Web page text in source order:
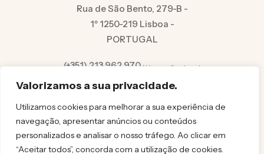
Valorizamos a sua privacidade.
Utilizamos cookies para melhorar a sua experiência de
navegação, apresentar anúncios ou conteúdos
personalizados e analisar o nosso tráfego. Ao clicar em
“Aceitar todos”, concorda com a utilização de cookies.
Rua de São Bento, 279-B -
1º 1250-219 Lisboa -
PORTUGAL
(+351) 213 962 970Número fixo local
info@felicita.pt
© FELICITA 2025